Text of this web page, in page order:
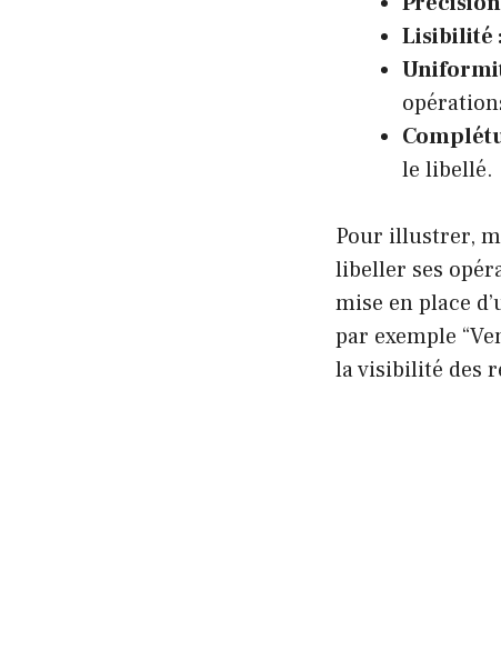
Lisibilité :
le libellé.
Pour illustrer,
libeller ses
mise en place
par exemple
la visibilité des